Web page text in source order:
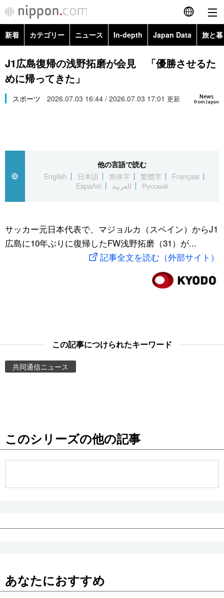
English
简体字
Русский
カテゴリー
経済・ビジネス
国際
文化
トップ
アーカイブ
In-depth
Japan Data
動画/Live
お知らせ
新着 カテゴリー ニュース In-depth Japan Data 旅と
政治・外交
経済・ビジネス
スポーツ・東京2020
Topics
J1広島復帰の浅野拓磨が会見 「優勝させるた
めに帰ってきた」
News
from Japan
スポーツ 2026.07.03 16:44 / 2026.07.03 17:01 更新
他の言語で読む
English
日本語 简体字 繁體字
Français
Español
العربية Русский
サッカー元日本代表で、マジョルカ（スペイン）からJ1
広島に10年ぶりに復帰したFW浅野拓磨（31）が...
記事全文を読む（外部サイト）
この記事につけられたキーワード
共同通信ニュース
このシリーズの他の記事
あなたにおすすめ